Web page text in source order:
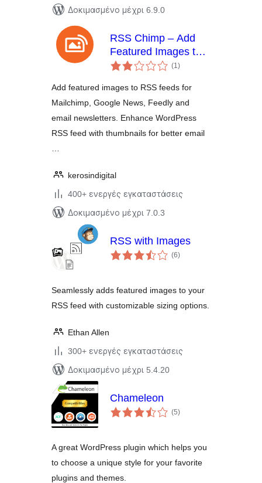
Δοκιμασμένο μέχρι 6.9.0
RSS Chimp – Add
Featured Images to
WP RSS Feeds
News, Feedly)
(1αξιολογήσεις
σύνολο
)
Add featured images to RSS feeds for
Mailchimp, Google News, Feedly and
email newsletters. Enhance WordPress
RSS feed with thumbnails for better email
kerosindigital
400+ ενεργές εγκαταστάσεις
Δοκιμασμένο μέχρι 7.0.3
RSS with Images
(6αξιολογήσεις
σύνολο
)
Seamlessly adds featured images to your
RSS feed with customizable sizing options.
Ethan Allen
300+ ενεργές εγκαταστάσεις
Δοκιμασμένο μέχρι 5.4.20
Chameleon
(5αξιολογήσεις
σύνολο
)
A great WordPress plugin which helps you
to choose a unique style for your favorite
plugins and themes.